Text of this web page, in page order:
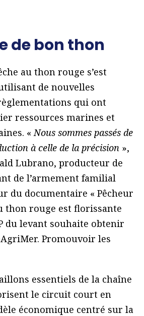
de bon thon
au thon rouge s’est
de nouvelles
qui ont
ressources marines et
«Nous sommes passés de
à celle de la précision »,
Lubrano, producteur de
de l’armement familial
du documentaire « Pêcheur
thon rouge est florissante
du levant souhaite obtenir
Promouvoir les
essentiels de la chaîne
le circuit court en
économique centré sur la